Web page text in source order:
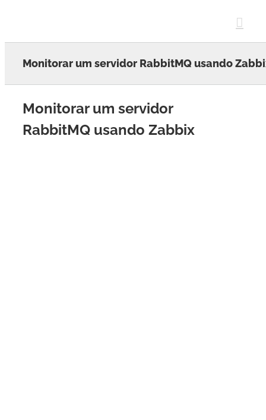
Monitorar um servidor RabbitMQ usando
Monitorar um servidor
RabbitMQ usando Zabbix